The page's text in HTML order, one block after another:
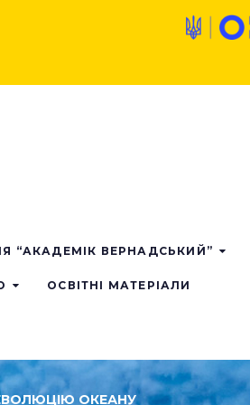
“АКАДЕМІК ВЕРНАДСЬКИЙ”
ОСВІТНІ МАТЕРІАЛИ
ЕВОЛЮЦІЮ ОКЕАНУ